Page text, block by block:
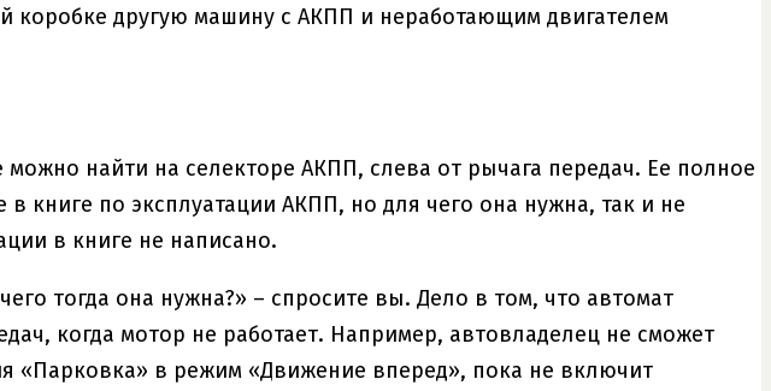
коробке другую машину с АКПП и неработающим двигателем
можно найти на селекторе АКПП, слева от рычага передач. Ее полное
книге по эксплуатации АКПП, но для чего она нужна, так и не
в книге не написано.
тогда она нужна?» – спросите вы. Дело в том, что автомат
когда мотор не работает. Например, автовладелец не сможет
«Парковка» в режим «Движение вперед», пока не включит